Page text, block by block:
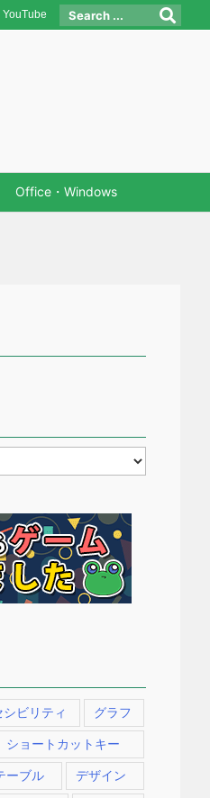
Office・Windows
YouTube
シビリティ グラフ
ショートカットキー
ーブル デザイン